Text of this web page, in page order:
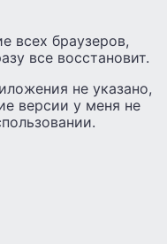
всех браузеров,
все восстановит.
не указано,
версии у меня не